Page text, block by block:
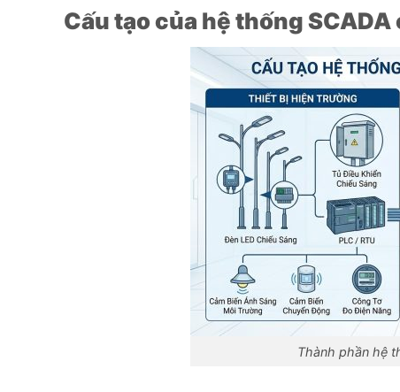
Cấu tạo của hệ thống
Thành phần hệ